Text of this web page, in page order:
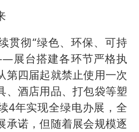
贯彻“绿色、环保、可持
展台搭建各环节严格执
第四届起就禁止使用一次
、酒店用品、打包袋等塑
4年实现全绿电办展，全
承诺，但随着展会规模逐